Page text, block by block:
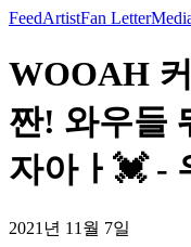
FeedArtistFan Letter
WOOAH
짠! 와우들
자아ㅏ💓 -
2021년 11월 7일